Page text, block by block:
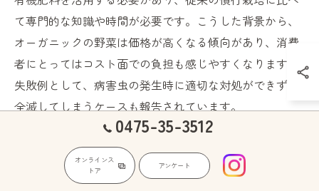
て専門的な知識や時間が必要です。こうした背景から、
オーガニックの野菜は価格が高くなる傾向があり、消費
者にとってはコスト面での負担も感じやすくなります。
失敗例として、病害虫の発生時に適切な対処ができず、
全滅してしまうケースも報告されています。
このようなデメリットを理解した上で、オーガニック栽
培を始める前には、十分な準備と知識の習得が重要で
す。初心者の方は、まず小規模な家庭菜園から始めてみ
0475-35-3512
オンラインス
トア
アンケート